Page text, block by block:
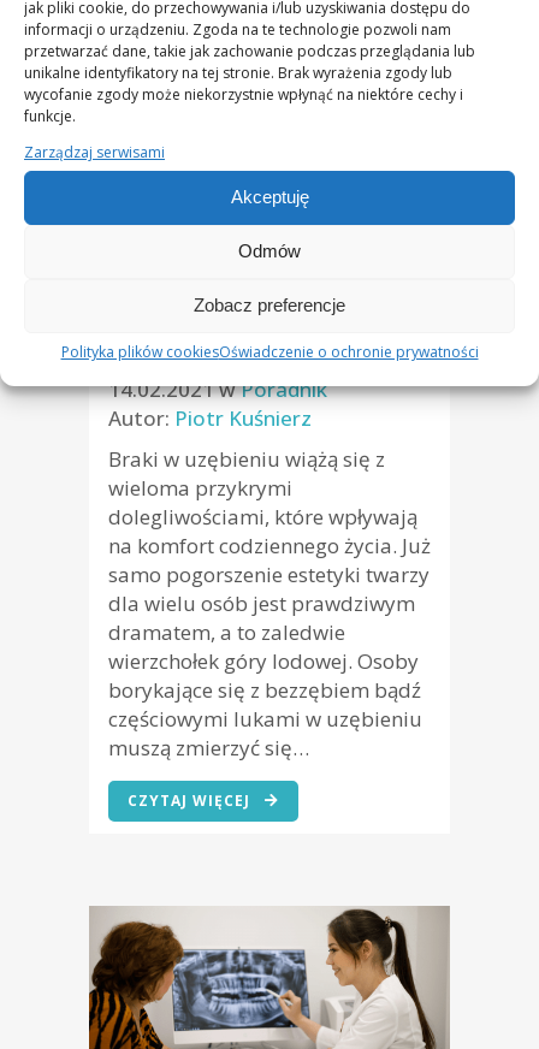
jak pliki cookie, do przechowywania i/lub uzyskiwania dostępu do
informacji o urządzeniu. Zgoda na te technologie pozwoli nam
przetwarzać dane, takie jak zachowanie podczas przeglądania lub
unikalne identyfikatory na tej stronie. Brak wyrażenia zgody lub
wycofanie zgody może niekorzystnie wpłynąć na niektóre cechy i
funkcje.
Zarządzaj serwisami
Akceptuję
Odmów
Zobacz preferencje
Polityka plików cookiesOświadczenie o ochronie prywatności
się w porze…
CZYTAJ WIĘCEJ
Protetyka w pigułce
14.02.2021wPoradnik
Autor: Piotr Kuśnierz
Braki w uzębieniu wiążą się z
wieloma przykrymi
dolegliwościami, które wpływają
na komfort codziennego życia. Już
samo pogorszenie estetyki twarzy
dla wielu osób jest prawdziwym
dramatem, a to zaledwie
wierzchołek góry lodowej. Osoby
borykające się z bezzębiem bądź
częściowymi lukami w uzębieniu
muszą zmierzyć się…
CZYTAJ WIĘCEJ